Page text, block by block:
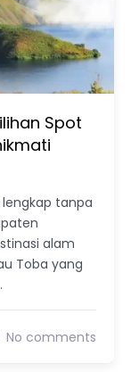
Spot
tanpa
alam
Toba yang
No comments